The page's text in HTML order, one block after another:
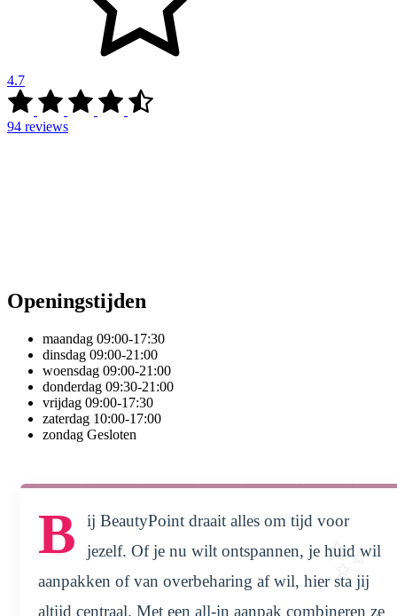
4.7
94 reviews
Openingstijden
maandag 09:00-17:30
dinsdag 09:00-21:00
woensdag 09:00-21:00
donderdag 09:30-21:00
vrijdag 09:00-17:30
zaterdag 10:00-17:00
zondag Gesloten
B
ij BeautyPoint draait alles om tijd voor
jezelf. Of je nu wilt ontspannen, je huid wil
aanpakken of van overbeharing af wil, hier sta jij
altijd centraal. Met een all-in aanpak combineren ze